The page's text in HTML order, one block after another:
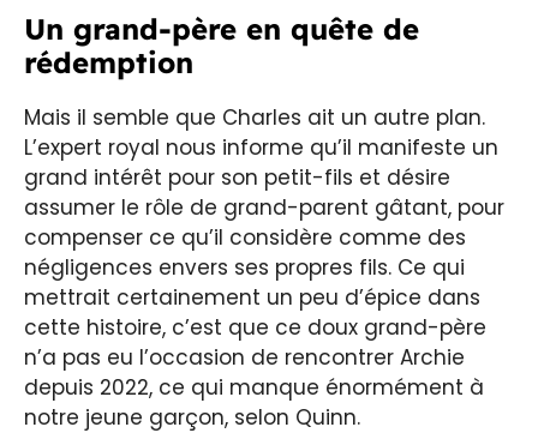
Un grand-père en quête de
rédemption
Mais il semble que Charles ait un autre plan.
L’expert royal nous informe qu’il manifeste un
grand intérêt pour son petit-fils et désire
assumer le rôle de grand-parent gâtant, pour
compenser ce qu’il considère comme des
négligences envers ses propres fils. Ce qui
mettrait certainement un peu d’épice dans
cette histoire, c’est que ce doux grand-père
n’a pas eu l’occasion de rencontrer Archie
depuis 2022, ce qui manque énormément à
notre jeune garçon, selon Quinn.